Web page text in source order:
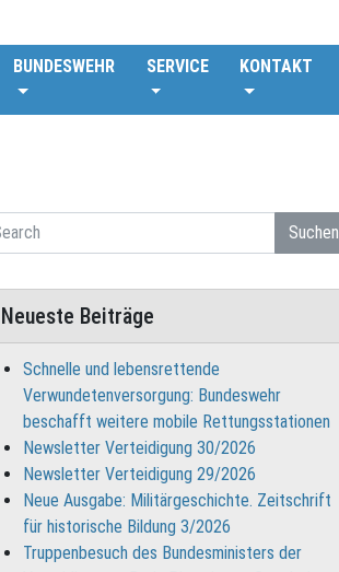
BUNDESWEHR SERVICE KONTAKT
Suchen
Neueste Beiträge
Schnelle und lebensrettende
Verwundetenversorgung: Bundeswehr
beschafft weitere mobile Rettungsstationen
Newsletter Verteidigung 30/2026
Newsletter Verteidigung 29/2026
Neue Ausgabe: Militärgeschichte. Zeitschrift
für historische Bildung 3/2026
Truppenbesuch des Bundesministers der